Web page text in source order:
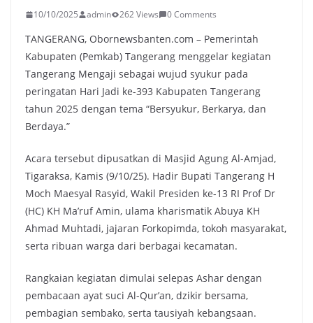
10/10/2025 admin 262 Views 0 Comments
TANGERANG, Obornewsbanten.com – Pemerintah
Kabupaten (Pemkab) Tangerang menggelar kegiatan
Tangerang Mengaji sebagai wujud syukur pada
peringatan Hari Jadi ke-393 Kabupaten Tangerang
tahun 2025 dengan tema “Bersyukur, Berkarya, dan
Berdaya.”
Acara tersebut dipusatkan di Masjid Agung Al-Amjad,
Tigaraksa, Kamis (9/10/25). Hadir Bupati Tangerang H
Moch Maesyal Rasyid, Wakil Presiden ke-13 RI Prof Dr
(HC) KH Ma’ruf Amin, ulama kharismatik Abuya KH
Ahmad Muhtadi, jajaran Forkopimda, tokoh masyarakat,
serta ribuan warga dari berbagai kecamatan.
Rangkaian kegiatan dimulai selepas Ashar dengan
pembacaan ayat suci Al-Qur’an, dzikir bersama,
pembagian sembako, serta tausiyah kebangsaan.